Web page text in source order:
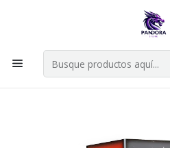
Por compras en cartas singles
Explorar
Inicio Juegos de cartas TCG
Sellado Primer Bloque Kit